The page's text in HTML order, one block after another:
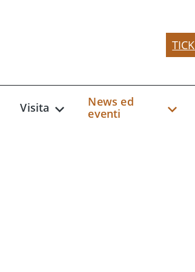
Visita
News ed
eventi